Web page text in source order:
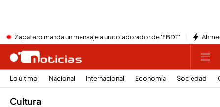
Zapatero manda un mensaje a un colaborador de 'EBDT'
Lo último Nacional Internacional Economía Sociedad
Cultura